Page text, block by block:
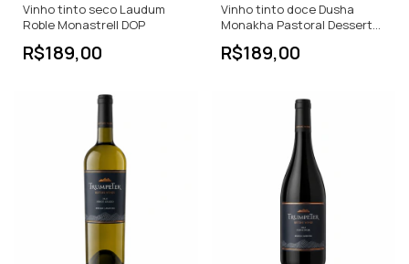
Vinho tinto seco Laudum
Roble Monastrell DOP
R$189,00
Vinho tinto doce Dusha
Monakha Pastoral Dessert
Wine
R$189,00